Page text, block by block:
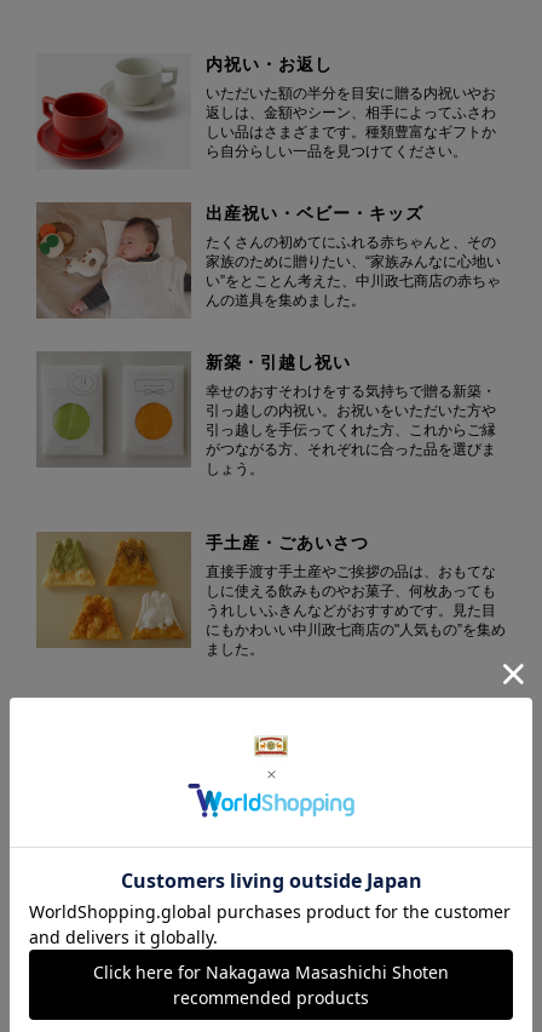
内祝い・お返し
いただいた額の半分を目安に贈る内祝いやお
返しは、金額やシーン、相手によってふさわ
しい品はさまざまです。種類豊富なギフトか
ら自分らしい一品を見つけてください。
出産祝い・ベビー・キッズ
たくさんの初めてにふれる赤ちゃんと、その
家族のために贈りたい、“家族みんなに心地い
い”をとことん考えた、中川政七商店の赤ちゃ
んの道具を集めました。
新築・引越し祝い
幸せのおすそわけをする気持ちで贈る新築・
引っ越しの内祝い。お祝いをいただいた方や
引っ越しを手伝ってくれた方、これからご縁
がつながる方、それぞれに合った品を選びま
しょう。
手土産・ごあいさつ
直接手渡す手土産やご挨拶の品は、おもてな
しに使える飲みものやお菓子、何枚あっても
うれしいふきんなどがおすすめです。見た目
にもかわいい中川政七商店の"人気もの”を集め
ました。
中川政七商店を代表するアイテム、ふきんは
ちょっとした手みやげから、内祝いや御中
元・御歳暮まで幅広くお使いいただけます。
法事・香典返し
不祝儀を残さないように、との思いから「あ
とに残らないもの」が好まれる法事や香典の
お返し。消耗品のふきんやタオル、お茶やコ
ーヒーなどの消えものを中心に揃えました。